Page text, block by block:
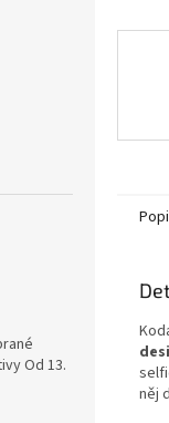
Od 13.
něj